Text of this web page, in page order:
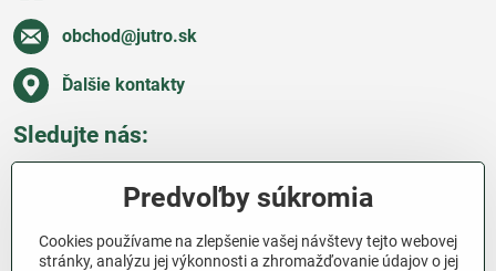
obchod​@jutro​.sk
Ďalšie kontakty
Sledujte nás:
Všetko o nákupe
Predvoľby súkromia
Cookies používame na zlepšenie vašej návštevy tejto webovej
stránky, analýzu jej výkonnosti a zhromažďovanie údajov o jej